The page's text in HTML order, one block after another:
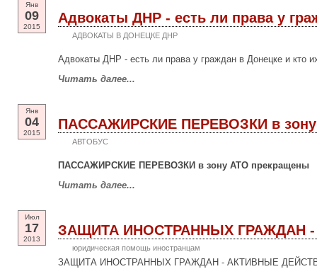
Янв
09
2015
Адвокаты ДНР - есть ли права у
АДВОКАТЫ В ДОНЕЦКЕ ДНР
Адвокаты ДНР - есть ли права у граждан в Донецке и кто
Читать далее...
Янв
04
2015
ПАССАЖИРСКИЕ ПЕРЕВОЗКИ в
АВТОБУС
ПАССАЖИРСКИЕ ПЕРЕВОЗКИ в зону АТО прекращены
Читать далее...
Июл
17
2013
ЗАЩИТА ИНОСТРАННЫХ ГРАЖДАН
юридическая помощь иностранцам
ЗАЩИТА ИНОСТРАННЫХ ГРАЖДАН - АКТИВНЫЕ